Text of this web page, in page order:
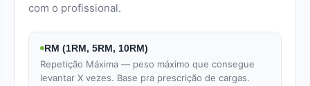
com o profissional.
RM (1RM, 5RM, 10RM)
Repetição Máxima — peso máximo que consegue
levantar X vezes. Base pra prescrição de cargas.